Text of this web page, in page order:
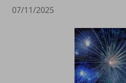
07/11/2025